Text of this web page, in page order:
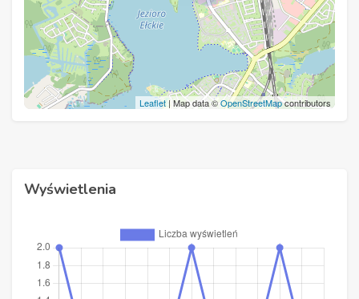
Leaflet| Map data ©OpenStreetMapcontributors
Wyświetlenia